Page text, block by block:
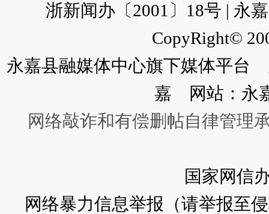
浙新闻办〔2001〕18号 | 永
CopyRight©
永嘉县融媒体中心旗下媒体平
嘉 网站：永
网络敲诈和有偿删帖自律管理
国家网信
网络暴力信息举报（请举报至